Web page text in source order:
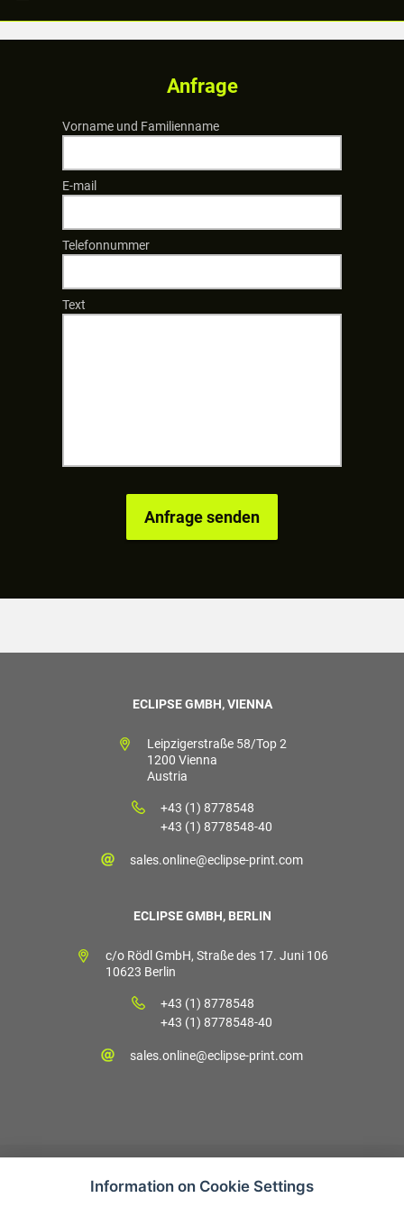
Anfrage
Vorname und Familienname
E-mail
Telefonnummer
Text
ECLIPSE GMBH, VIENNA
Leipzigerstraße 58/Top 2
1200 Vienna
Austria
+43 (1) 8778548
+43 (1) 8778548-40
sales.online@eclipse-print.com
ECLIPSE GMBH, BERLIN
c/o Rödl GmbH, Straße des 17. Juni 106
10623 Berlin
+43 (1) 8778548
+43 (1) 8778548-40
sales.online@eclipse-print.com
Information on Cookie Settings